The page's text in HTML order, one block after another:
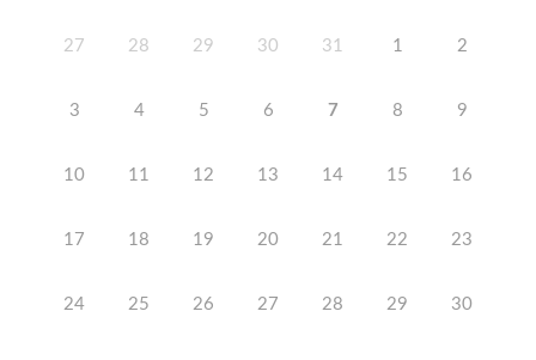
27 28 29 30 31 1 2
3 4 5 6 7 8 9
10 11 12 13 14 15 16
17 18 19 20 21 22 23
24 25 26 27 28 29 30